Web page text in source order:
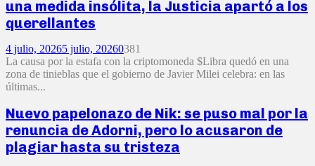
una medida insólita, la Justicia apartó a los
querellantes
4 julio, 20265 julio, 20260381
La causa por la estafa con la criptomoneda $Libra quedó en una
zona de tinieblas que el gobierno de Javier Milei celebra: en las
últimas...
Nuevo papelonazo de Nik: se puso mal por la
renuncia de Adorni, pero lo acusaron de
plagiar hasta su tristeza